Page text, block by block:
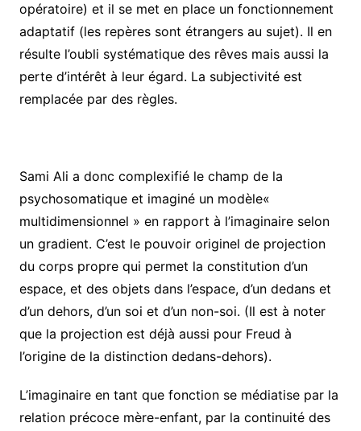
opératoire) et il se met en place un fonctionnement
adaptatif (les repères sont étrangers au sujet). Il en
résulte l’oubli systématique des rêves mais aussi la
perte d’intérêt à leur égard. La subjectivité est
remplacée par des règles.
Sami Ali a donc complexifié le champ de la
psychosomatique et imaginé un modèle«
multidimensionnel » en rapport à l’imaginaire selon
un gradient. C’est le pouvoir originel de projection
du corps propre qui permet la constitution d’un
espace, et des objets dans l’espace, d’un dedans et
d’un dehors, d’un soi et d’un non-soi. (Il est à noter
que la projection est déjà aussi pour Freud à
l’origine de la distinction dedans-dehors).
L’imaginaire en tant que fonction se médiatise par la
relation précoce mère-enfant, par la continuité des